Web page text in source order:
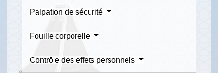
Palpation de sécurité
Fouille corporelle
Contrôle des effets personnels